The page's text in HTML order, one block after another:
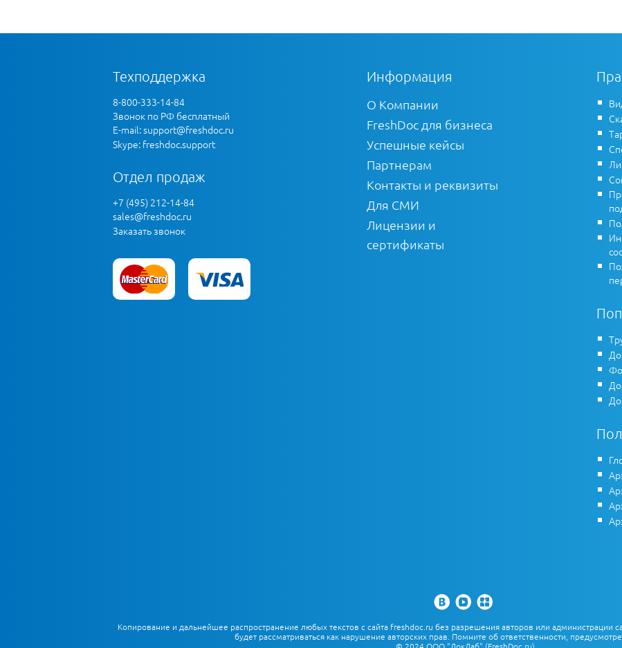
Техподдержка
8-800-333-14-84
Звонок по РФ бесплатный
E-mail:support@freshdoc.ru
Skype: freshdoc.support
Отдел продаж
+7 (495) 212-14-84
sales@freshdoc.ru
Заказать звонок
Информация
О Компании
FreshDoc для бизнеса
Успешные кейсы
Партнерам
Контакты и реквизиты
Для СМИ
Лицензии и
сертификаты
Копирование и дальнейшее распространение любых текстов с сайта freshdoc.ru без разрешения авторов или администрации
будет рассматриваться как нарушение авторских прав. Помните об ответственности,